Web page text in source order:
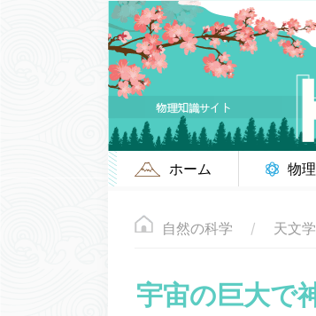
ホーム 物理
自然の科学 天文学
宇宙の巨大で